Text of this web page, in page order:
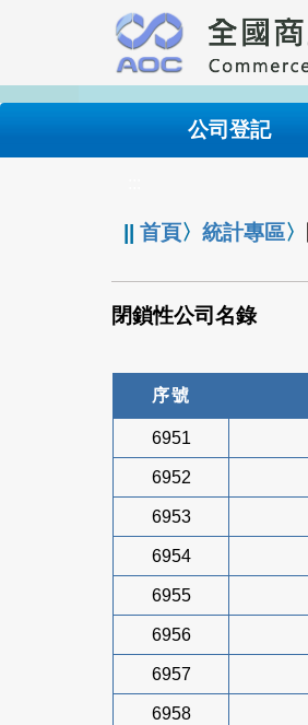
要
內
公司登記
||首頁〉統計專區〉
閉鎖性公司名錄
序號
6951
6952
6953
6954
6955
6956
6957
6958